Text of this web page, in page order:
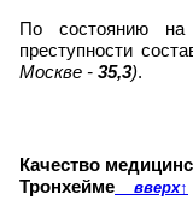
По состоянию на
преступности
Москве - 35,3).
Качество
Тронхейме вверх↑